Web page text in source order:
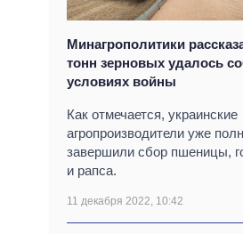
Минагрополитики
тонн зерновых удалось
условиях войны
Как отмечается, украинские
агропроизводители уже
завершили сбор пшеницы,
и рапса.
11 декабря 2022, 10:42